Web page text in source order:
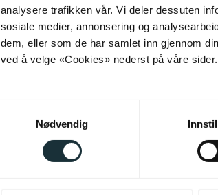
analysere trafikken vår. Vi deler dessuten
sosiale medier, annonsering og
dem, eller som de har samlet inn gjennom
ved å velge «Cookies» nederst på våre sider.
Nødvendig